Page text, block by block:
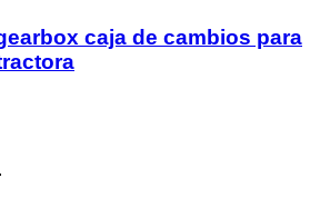
caja de cambios para